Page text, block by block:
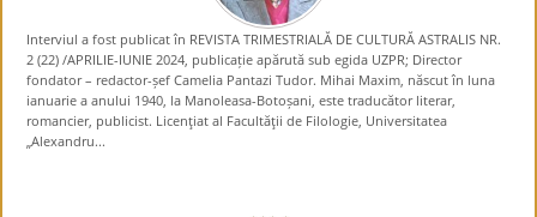
Interviul a fost publicat în REVISTA TRIMESTRIALĂ DE CULTURĂ ASTRALIS NR.
2 (22) /APRILIE-IUNIE 2024, publicație apărută sub egida UZPR; Director
fondator – redactor-șef Camelia Pantazi Tudor. Mihai Maxim, născut în luna
ianuarie a anului 1940, la Manoleasa-Botoșani, este traducător literar,
romancier, publicist. Licenţiat al Facultăţii de Filologie, Universitatea
„Alexandru...